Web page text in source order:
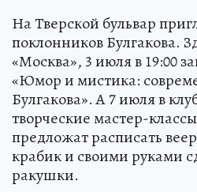
На Тверской бульвар
поклонников Булгакова.
«Москва», 3 июля в 19:00
«Юмор и мистика:
Булгакова». А 7 июля в
творческие мастер-
предложат расписать
крабик и своими руками
ракушки.